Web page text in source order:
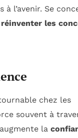
l’avenir. Se
réinventer les
chez les
souvent à
la